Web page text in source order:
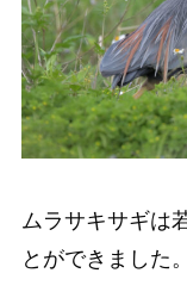
ムラサキサギは
とができました。